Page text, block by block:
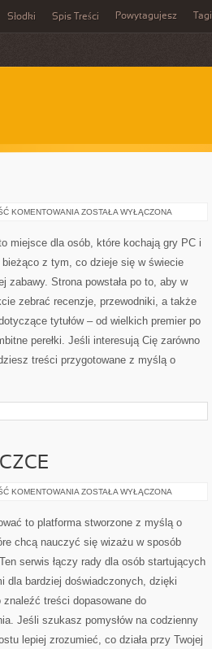
Słodki Spis Treści Powytagujesz Tagi
KOMENTOWANIA RANKINGI
ZOSTAŁA WYŁĄCZONA
miejsce dla osób, które kochają gry PC i
z tym, co dzieje się w świecie
zabawy. Strona powstała po to, aby w
zebrać recenzje, przewodniki, a także
tytułów – od wielkich premier po
perełki. Jeśli interesują Cię zarówno
treści przygotowane z myślą o
KOMENTOWANIA MINIMALIZM
ZOSTAŁA WYŁĄCZONA
to platforma stworzone z myślą o
chcą nauczyć się wizażu w sposób
serwis łączy rady dla osób startujących
dla bardziej doświadczonych, dzięki
znaleźć treści dopasowane do
Jeśli szukasz pomysłów na codzienny
lepiej zrozumieć, co działa przy Twojej